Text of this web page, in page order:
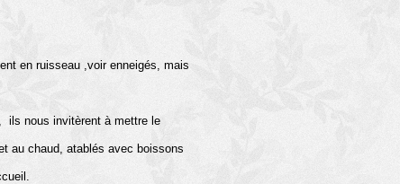
en ruisseau ,voir enneigés, mais
ils nous invitèrent à mettre le
au chaud, atablés avec boissons